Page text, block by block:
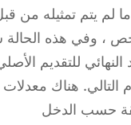
لم يتم تمثيله من
، وفي هذه الحالة
التالي. هناك